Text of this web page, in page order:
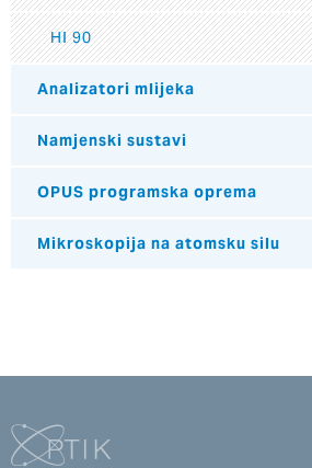
HI 90
Analizatori mlijeka
Namjenski sustavi
OPUS programska oprema
Mikroskopija na atomsku silu